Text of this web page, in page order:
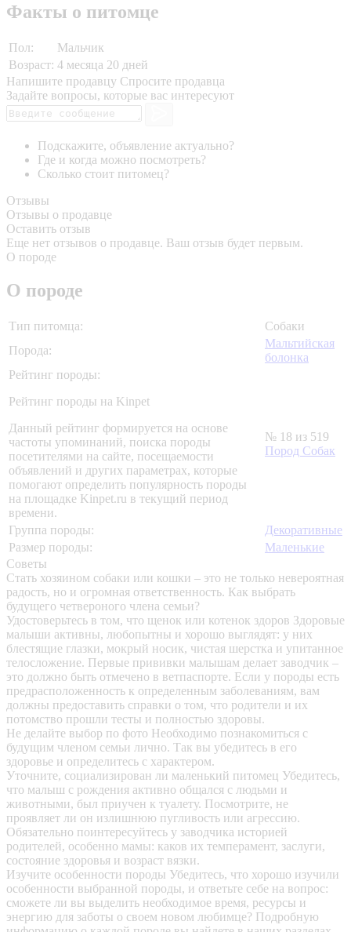
Факты о питомце
Пол:
Мальчик
Возраст: 4 месяца 20 дней
Напишите продавцу Спросите продавца
Задайте вопросы, которые вас интересуют
Подскажите, объявление актуально?
Где и когда можно посмотреть?
Сколько стоит питомец?
Отзывы
Отзывы о продавце
Оставить отзыв
Еще нет отзывов о продавце. Ваш отзыв будет первым.
О породе
О породе
Тип питомца:
Собаки
Порода:
Мальтийская
болонка
Рейтинг породы:
Рейтинг породы на Kinpet
Данный рейтинг формируется на основе
частоты упоминаний, поиска породы
посетителями на сайте, посещаемости
объявлений и других параметрах, которые
помогают определить популярность породы
на площадке Kinpet.ru в текущий период
времени.
№ 18 из 519
Пород Собак
Группа породы:
Декоративные
Размер породы:
Маленькие
Советы
Стать хозяином собаки или кошки – это не только невероятная
радость, но и огромная ответственность. Как выбрать
будущего четвероного члена семьи?
Удостоверьтесь в том, что щенок или котенок здоров Здоровые
малыши активны, любопытны и хорошо выглядят: у них
блестящие глазки, мокрый носик, чистая шерстка и упитанное
телосложение. Первые прививки малышам делает заводчик –
это должно быть отмечено в ветпаспорте. Если у породы есть
предрасположенность к определенным заболеваниям, вам
должны предоставить справки о том, что родители и их
потомство прошли тесты и полностью здоровы.
Не делайте выбор по фото Необходимо познакомиться с
будущим членом семьи лично. Так вы убедитесь в его
здоровье и определитесь с характером.
Уточните, социализирован ли маленький питомец Убедитесь,
что малыш с рождения активно общался с людьми и
животными, был приучен к туалету. Посмотрите, не
проявляет ли он излишнюю пугливость или агрессию.
Обязательно поинтересуйтесь у заводчика историей
родителей, особенно мамы: каков их темперамент, заслуги,
состояние здоровья и возраст вязки.
Изучите особенности породы Убедитесь, что хорошо изучили
особенности выбранной породы, и ответьте себе на вопрос:
сможете ли вы выделить необходимое время, ресурсы и
энергию для заботы о своем новом любимце? Подробную